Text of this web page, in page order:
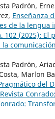
Padrón,
Enseñanza
de la lengua
102 (2025): El
Padrón,
Marlon
del
Revista